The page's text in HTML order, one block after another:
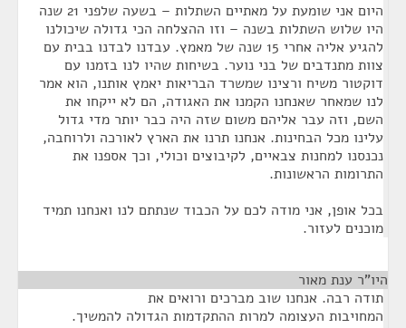
היום אני שומעת על מאתיים השתלות – בשעה שלפני 21 שנה
היו שלוש השתלות בשנה – וזו ההצלחה הכי גדולה שיכולנו
להגיע אליה אחרי 15 שנה של מאמץ. עבדנו לבדנו בבית עם
צוות מתנדבים של בני נוער. בשיחות שהיו לנו בזמנו עם
דוקטור משיח ורצינו שמשרד הבריאות יאמץ אותנו, הוא אמר
לנו שמאחר שאנחנו הקמנו את האגודה, הם לא ייקחו את
השם, וזה עבר אליהם משום שזה היה כבר יותר מדי גדול
עלינו מכל הבחינות. אנחנו תרנו את הארץ לאורכה ולרוחבה,
נכנסנו למחנות צבאיים, לקיבוצים וכולי, וכך אספנו את
התרומות הראשונות.
בכל אופן, אני מודה לכם על הכבוד שנתתם לנו ואנחנו תמיד
מוכנים לעזור.
היו"ר ענת מאור
תודה רבה. אנחנו שוב מברכים ורואים את
המחויבות העצומה למרות ההתקדמות הגדולה להמשיך.